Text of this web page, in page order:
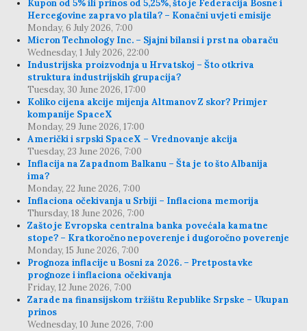
Kupon od 5% ili prinos od 5,25%, što je Federacija Bosne i
Hercegovine zapravo platila? – Konačni uvjeti emisije
Monday, 6 July 2026, 7:00
Micron Technology Inc. – Sjajni bilansi i prst na obaraču
Wednesday, 1 July 2026, 22:00
Industrijska proizvodnja u Hrvatskoj – Što otkriva
struktura industrijskih grupacija?
Tuesday, 30 June 2026, 17:00
Koliko cijena akcije mijenja Altmanov Z skor? Primjer
kompanije SpaceX
Monday, 29 June 2026, 17:00
Američki i srpski SpaceX – Vrednovanje akcija
Tuesday, 23 June 2026, 7:00
Inflacija na Zapadnom Balkanu – Šta je to što Albanija
ima?
Monday, 22 June 2026, 7:00
Inflaciona očekivanja u Srbiji – Inflaciona memorija
Thursday, 18 June 2026, 7:00
Zašto je Evropska centralna banka povećala kamatne
stope? – Kratkoročno nepoverenje i dugoročno poverenje
Monday, 15 June 2026, 7:00
Prognoza inflacije u Bosni za 2026. – Pretpostavke
prognoze i inflaciona očekivanja
Friday, 12 June 2026, 7:00
Zarade na finansijskom tržištu Republike Srpske – Ukupan
prinos
Wednesday, 10 June 2026, 7:00